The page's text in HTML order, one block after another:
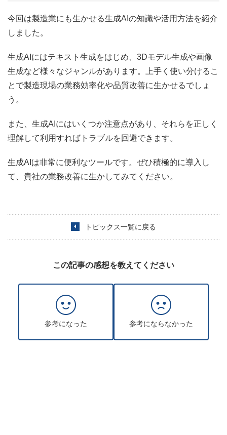
今回は製造業にも生かせる生成AIの知識や活用方法を紹介
しました。
生成AIにはテキスト生成をはじめ、3Dモデル生成や画像
生成など様々なジャンルがあります。上手く使い分けるこ
とで製造現場の業務効率化や品質改善に生かせるでしょ
う。
また、生成AIにはいくつか注意点があり、それらを正しく
理解して利用すればトラブルを回避できます。
生成AIは非常に便利なツールです。ぜひ積極的に導入し
て、貴社の業務改善に生かしてみてください。
トピックス一覧に戻る
この記事の感想を教えてください
参考になった 参考にならなかった